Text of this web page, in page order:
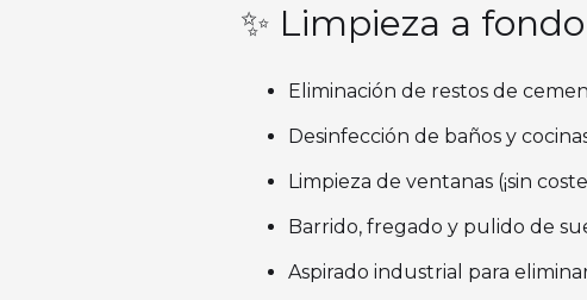
✨ Limpieza a
Eliminación de restos de
Desinfección de baños y
Limpieza de ventanas (¡sin
Barrido, fregado y pulido de
Aspirado industrial para